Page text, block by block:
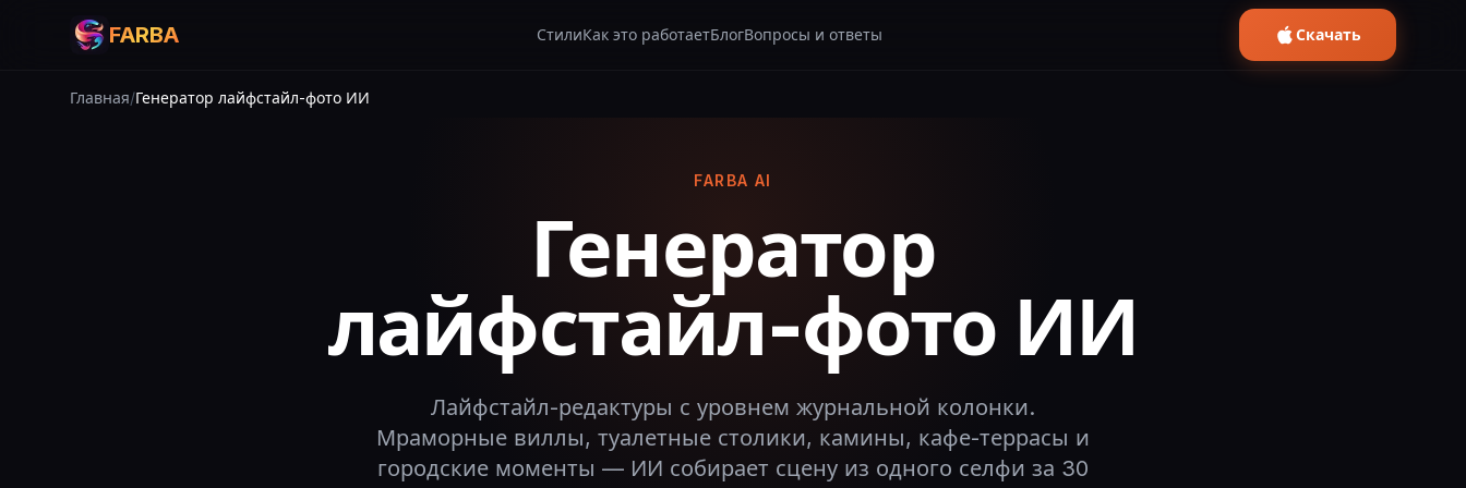
FARBA СтилиКак это работаетБлогВопросы и ответы Скачать
Главная/Генератор лайфстайл-фото ИИ
FARBA AI
Генератор
лайфстайл-фото ИИ
Лайфстайл-редактуры с уровнем журнальной колонки.
Мраморные виллы, туалетные столики, камины, кафе-террасы и
городские моменты — ИИ собирает сцену из одного селфи за 30